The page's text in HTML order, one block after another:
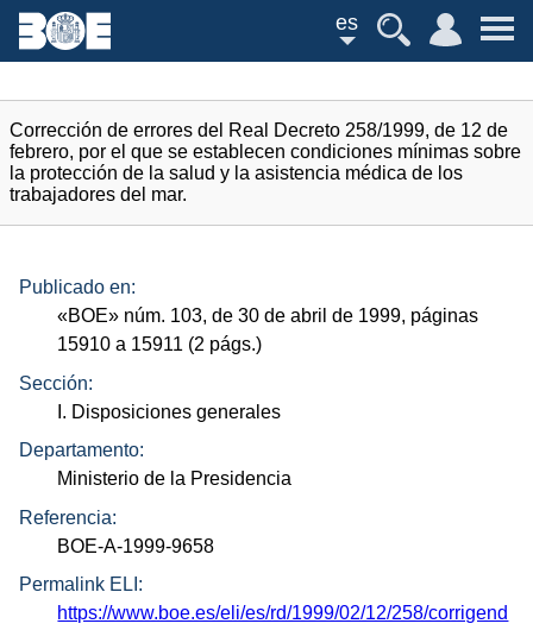
es
Corrección de errores del Real Decreto 258/1999, de 12 de
febrero, por el que se establecen condiciones mínimas sobre
la protección de la salud y la asistencia médica de los
trabajadores del mar.
Publicado en:
«BOE» núm. 103, de 30 de abril de 1999, páginas
15910 a 15911 (2 págs.)
Sección:
I. Disposiciones generales
Departamento:
Ministerio de la Presidencia
Referencia:
BOE-A-1999-9658
Permalink ELI:
https://www.boe.es/eli/es/rd/1999/02/12/258/corrigend